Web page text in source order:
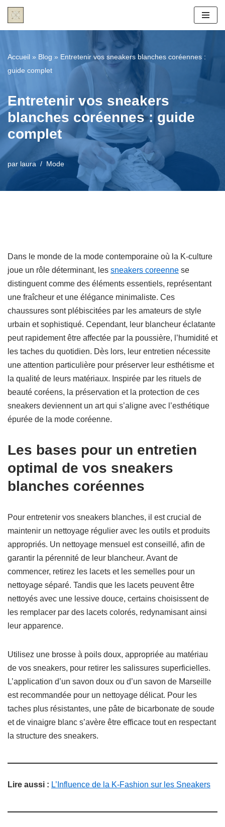
contenu
Accueil » Blog » Entretenir vos sneakers blanches coréennes :
guide complet
Entretenir vos sneakers
blanches coréennes : guide
complet
par laura Mode
Dans le monde de la mode contemporaine où la K-culture
joue un rôle déterminant, les sneakers coreenne se
distinguent comme des éléments essentiels, représentant
une fraîcheur et une élégance minimaliste. Ces
chaussures sont plébiscitées par les amateurs de style
urbain et sophistiqué. Cependant, leur blancheur éclatante
peut rapidement être affectée par la poussière, l’humidité et
les taches du quotidien. Dès lors, leur entretien nécessite
une attention particulière pour préserver leur esthétisme et
la qualité de leurs matériaux. Inspirée par les rituels de
beauté coréens, la préservation et la protection de ces
sneakers deviennent un art qui s’aligne avec l’esthétique
épurée de la mode coréenne.
Les bases pour un entretien
optimal de vos sneakers
blanches coréennes
Pour entretenir vos sneakers blanches, il est crucial de
maintenir un nettoyage régulier avec les outils et produits
appropriés. Un nettoyage mensuel est conseillé, afin de
garantir la pérennité de leur blancheur. Avant de
commencer, retirez les lacets et les semelles pour un
nettoyage séparé. Tandis que les lacets peuvent être
nettoyés avec une lessive douce, certains choisissent de
les remplacer par des lacets colorés, redynamisant ainsi
leur apparence.
Utilisez une brosse à poils doux, appropriée au matériau
de vos sneakers, pour retirer les salissures superficielles.
L’application d’un savon doux ou d’un savon de Marseille
est recommandée pour un nettoyage délicat. Pour les
taches plus résistantes, une pâte de bicarbonate de soude
et de vinaigre blanc s’avère être efficace tout en respectant
la structure des sneakers.
Lire aussi : L’Influence de la K-Fashion sur les Sneakers